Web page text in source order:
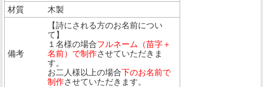
材質 木製
備考
【詩にされる方のお名前につい
て】
１名様の場合フルネーム（苗字＋
名前）で制作させていただきま
す。
お二人様以上の場合下のお名前で
制作させていただきます。